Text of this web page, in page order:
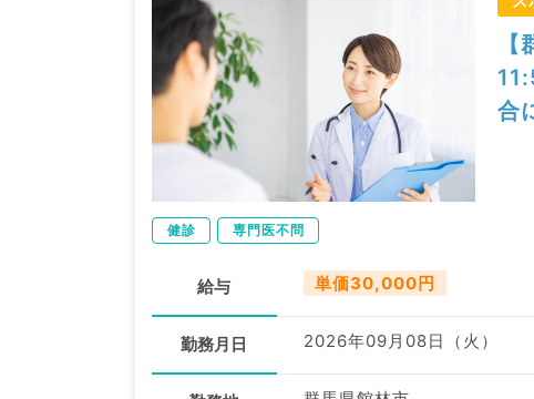
合
健診 専門医不問
給与 単価30,000円
勤務月日 2026年09月08日（火）